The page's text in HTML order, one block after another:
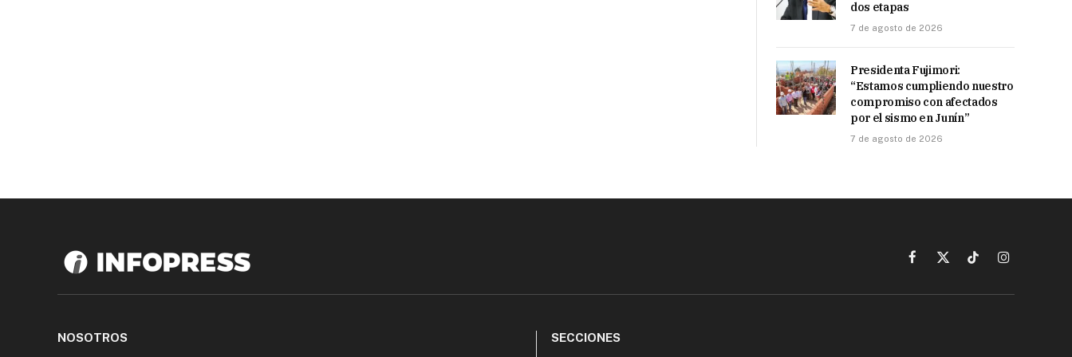
dos etapas
7 de agosto de 2026
Presidenta Fujimori:
“Estamos cumpliendo nuestro
compromiso con afectados
por el sismo en Junín”
7 de agosto de 2026
Facebook
X
TikTokInstagram
NOSOTROS SECCIONES